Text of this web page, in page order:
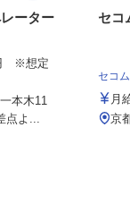
ーター
※想定
本木11
よ...
セコ
セコ
月
京